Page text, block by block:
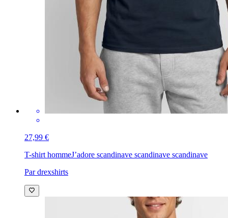
27,99 €
T-shirt hommeJ’adore scandinave scandinave scandinave
Par drexshirts